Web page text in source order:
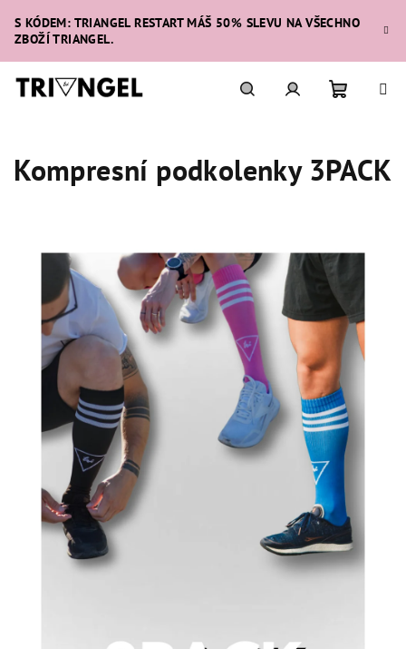
obsah
S KÓDEM: TRIANGEL RESTART MÁŠ 50% SLEVU NA VŠECHNO
ZBOŽÍ TRIANGEL.
košík
Kompresní podkolenky 3PACK